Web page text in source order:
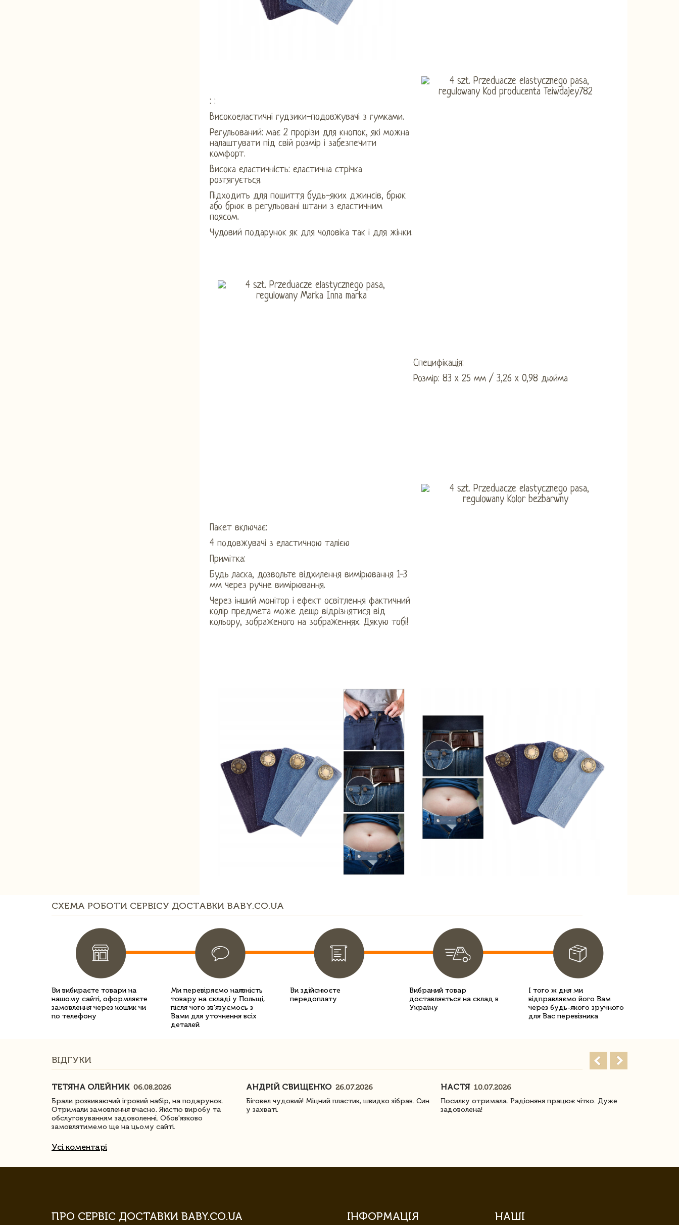
: :
Високоеластичні гудзики-подовжувачі з гумками.
Регульований: має 2 прорізи для кнопок, які можна
налаштувати під свій розмір і забезпечити
комфорт.
Висока еластичність: еластична стрічка
розтягується.
Підходить для пошиття будь-яких джинсів, брюк
або брюк в регульовані штани з еластичним
поясом.
Чудовий подарунок як для чоловіка так і для жінки.
Специфікація:
Розмір: 83 x 25 мм / 3,26 x 0,98 дюйма
Пакет включає:
4 подовжувачі з еластичною талією
Примітка:
Будь ласка, дозвольте відхилення вимірювання 1-3
мм через ручне вимірювання.
Через інший монітор і ефект освітлення фактичний
колір предмета може дещо відрізнятися від
кольору, зображеного на зображеннях. Дякую тобі!
СХЕМА РОБОТИ СЕРВІСУ ДОСТАВКИ BABY.CO.UA
Ви вибираєте товари на
нашому сайті, оформляєте
замовлення через кошик чи
по телефону
Ми перевіряємо наявність
товару на складі у Польщі,
після чого зв'язуємось з
Вами для уточнення всіх
деталей
Ви здійснюєте
передоплату
Вибраний товар
доставляється на склад в
Україну
І того ж дня ми
відправляємо його Вам
через будь-якого зручного
для Вас перевізника
ВІДГУКИ
ТЕТЯНА ОЛЕЙНИК 06.08.2026
Брали розвиваючий ігровий набір, на подарунок.
Отримали замовлення вчасно. Якістю виробу та
обслуговуванням задоволенні. Обов'язково
замовлятимемо ще на цьому сайті.
АНДРІЙ СВИЩЕНКО 26.07.2026
Біговел чудовий! Міцний пластик, швидко зібрав. Син
у захваті.
НАСТЯ 10.07.2026
Посилку отримала. Радіоняня працює чітко. Дуже
задоволена!
Усі коментарі
ПРО СЕРВІС ДОСТАВКИ BABY.CO.UA ІНФОРМАЦІЯ
НАШІ